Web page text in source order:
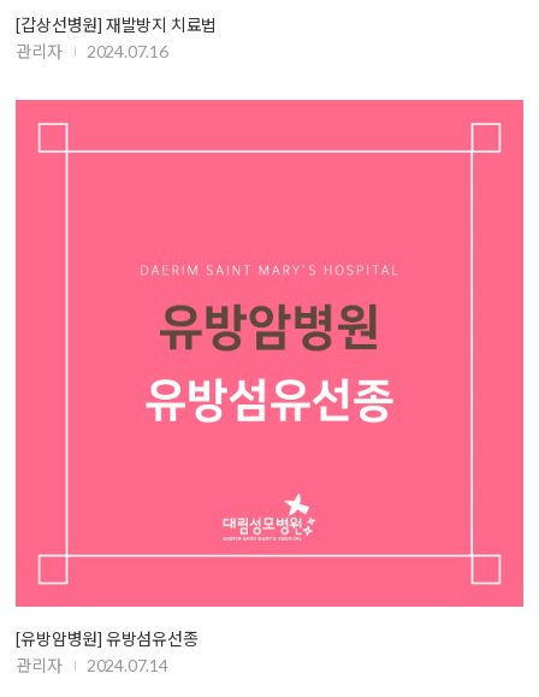
[갑상선병원] 재발방지 치료법
관리자
2024.07.16
[유방암병원] 유방섬유선종
관리자
2024.07.14